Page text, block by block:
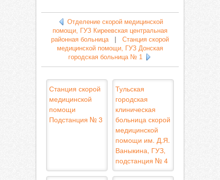
Отделение скорой медицинской
помощи, ГУЗ Киреевская центральная
районная больница| Станция скорой
медицинской помощи, ГУЗ Донская
городская больница № 1
Станция скорой
медицинской
помощи
Подстанция № 3
Тульская
городская
клиническая
больница скорой
медицинской
помощи им. Д.Я.
Ваныкина, ГУЗ,
подстанция № 4